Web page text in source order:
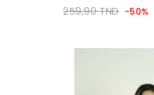
259,90 TND -50%